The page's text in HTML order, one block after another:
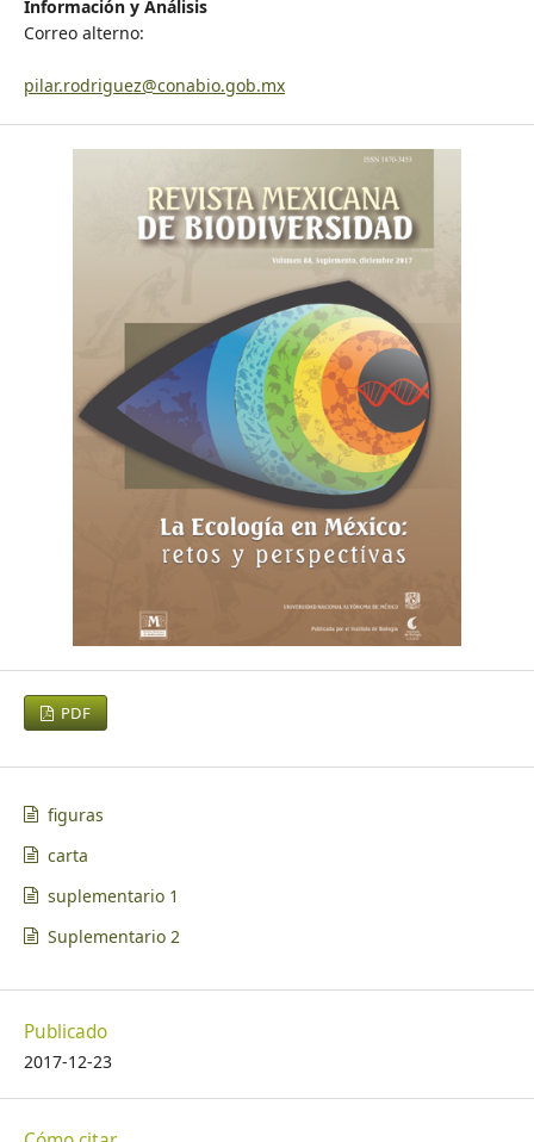
Información y Análisis
Correo alterno:
pilar.rodriguez@conabio.gob.mx
PDF
figuras
carta
suplementario 1
Suplementario 2
Publicado
2017-12-23